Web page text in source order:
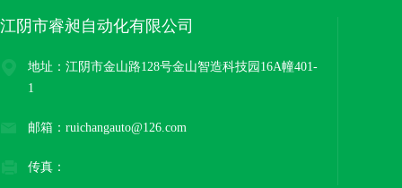
江阴市睿昶自动化有限公司
地址：江阴市金山路128号金山智造科技园16A幢401-
1
邮箱：ruichangauto@126.com
传真：